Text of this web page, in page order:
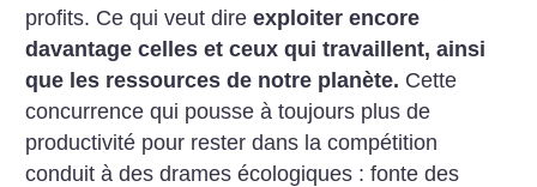
profits. Ce qui veut direexploiter encore
davantage celles et ceux qui travaillent, ainsi
que les ressources de notre planète. Cette
concurrence qui pousse à toujours plus de
productivité pour rester dans la compétition
conduit à des drames écologiques : fonte des